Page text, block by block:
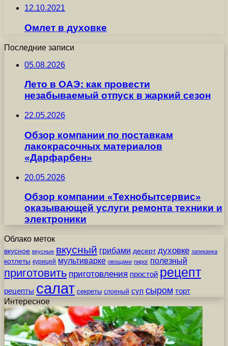
12.10.2021
Омлет в духовке
Последние записи
05.08.2026
Лето в ОАЭ: как провести
незабываемый отпуск в жаркий сезон
22.05.2026
Обзор компании по поставкам
лакокрасочных материалов
«Дарфарбен»
20.05.2026
Обзор компании «Технобытсервис»
оказывающей услуги ремонта техники и
электроники
Облако меток
вкусное вкусные вкусный грибами десерт духовке запеканка
котлеты курицей мультиварке овощами пирог полезный
приготовить приготовления простой рецепт
рецепты салат секреты слоеный суп сыром торт
Интересное